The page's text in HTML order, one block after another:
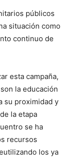
públicos
situación como
continuo de
esta campaña,
la educación
su proximidad y
la etapa
se ha
recursos
los ya